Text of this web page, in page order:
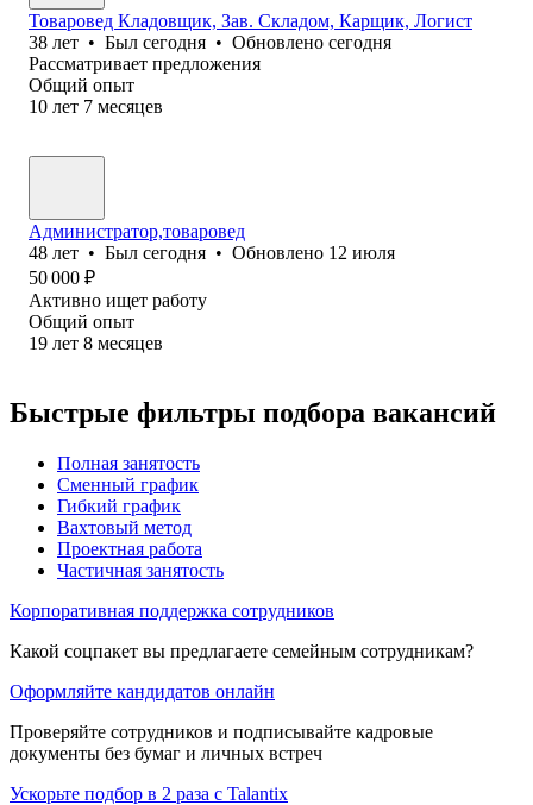
Товаровед Кладовщик, Зав. Складом, Карщик, Логист
38 лет • Был сегодня • Обновлено сегодня
Рассматривает предложения
Общий опыт
10 лет 7 месяцев
Администратор,товаровед
48 лет • Был сегодня • Обновлено 12 июля
50 000 ₽
Активно ищет работу
Общий опыт
19 лет 8 месяцев
Быстрые фильтры подбора вакансий
Полная занятость
Сменный график
Гибкий график
Вахтовый метод
Проектная работа
Частичная занятость
Корпоративная поддержка сотрудников
Какой соцпакет вы предлагаете семейным сотрудникам?
Оформляйте кандидатов онлайн
Проверяйте сотрудников и подписывайте кадровые
документы без бумаг и личных встреч
Ускорьте подбор в 2 раза с Talantix